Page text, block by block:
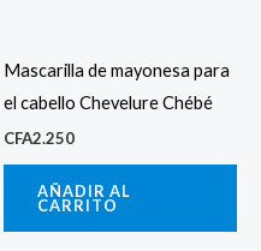
Mascarilla de mayonesa para
el cabello Chevelure Chébé
CFA2.250
AÑADIR AL
CARRITO